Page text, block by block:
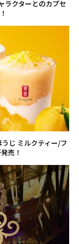
ラクターとのカプセ
じ ミルクティー/フ
売！